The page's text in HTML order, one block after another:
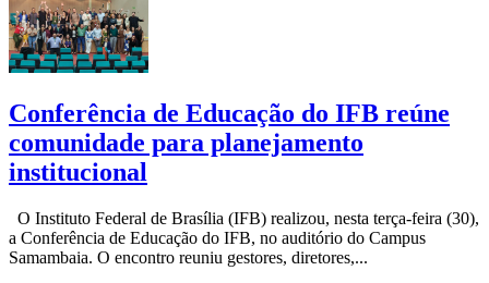
Conferência de Educação do IFB reúne
comunidade para planejamento
institucional
O Instituto Federal de Brasília (IFB) realizou, nesta terça-feira (30),
a Conferência de Educação do IFB, no auditório do Campus
Samambaia. O encontro reuniu gestores, diretores,...